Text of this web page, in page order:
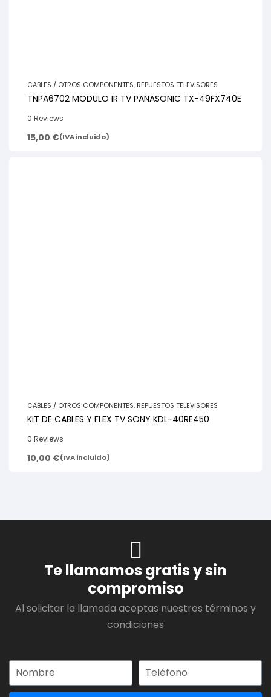
CABLES / OTROS COMPONENTES, REPUESTOS TELEVISORES
TNPA6702 MODULO IR TV PANASONIC TX-49FX740E
0 Reviews
15,00 €(IVA incluido)
CABLES / OTROS COMPONENTES, REPUESTOS TELEVISORES
KIT DE CABLES Y FLEX TV SONY KDL-40RE450
0 Reviews
10,00 €(IVA incluido)
Te llamamos gratis y sin
compromiso
Al solicitar la llamada aceptas nuestros términos y
condiciones